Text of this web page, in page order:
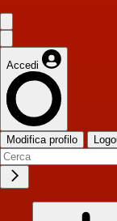
Accedi
Modifica profilo